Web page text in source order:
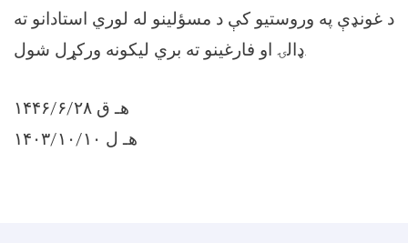
د غونډې په وروستيو کې د مسؤلينو له لوري استادانو ته
ډالۍ او فارغینو ته بري ليکونه ورکړل شول.
۱۴۴۶/۶/۲۸ ھـ ق
۱۴۰۳/۱۰/۱۰ ھـ ل